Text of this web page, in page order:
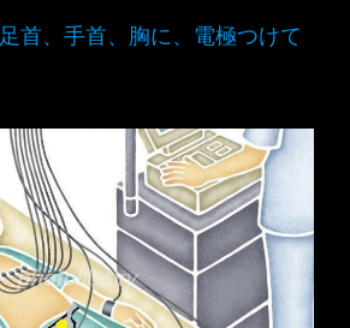
首、手首、胸に、電極つけて